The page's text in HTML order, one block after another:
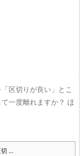
区切りが良い」とこ
一度離れますか？ ほ
...